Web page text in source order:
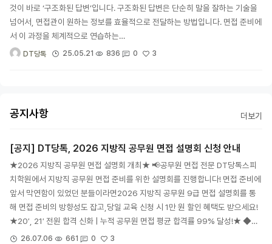
것이 바로 ‘구조화된 답변’입니다. 구조화된 답변은 단순히 말을 잘하는 기술을
넘어서, 면접관이 원하는 정보를 효율적으로 전달하는 방법입니다. 면접 준비에
서 이 과정을 체계적으로 연습하는…
DT당톡 25.05.21 836 0 3
공지사항 더보기
[공지] DT당톡, 2026 지방직 공무원 면접 설명회 신청 안내
★2026 지방직 공무원 면접 설명회 개최★ 📢공무원 면접 전문 DT당톡스피
치학원에서 지방직 공무원 면접 준비를 위한 설명회를 진행합니다! 면접 준비에
앞서 막연함이 있었던 분들이라면2026 지방직 공무원 9급 면접 설명회를 통
해 면접 준비의 방향성도 잡고,당일 교육 신청 시 1만 원 할인 혜택도 받으세요!
★20′, 21′ 전원 합격 신화 | 누적 공무원 면접 평균 합격률 99% 달성!★ ◆…
26.07.06 661 0 3